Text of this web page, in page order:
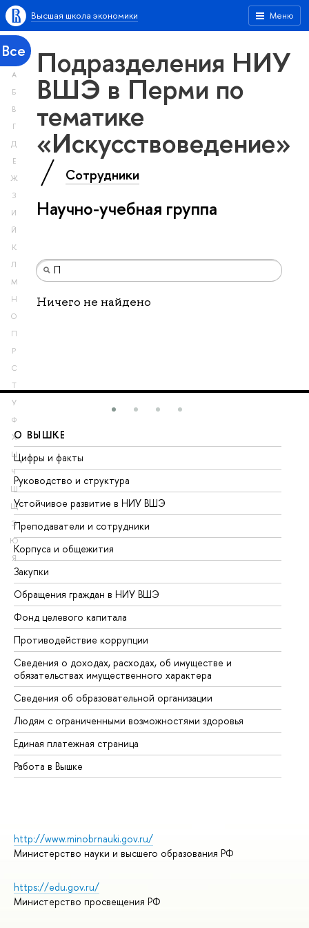
Меню
Высшая школа экономики
Все
А
Б
В
Г
Д
Е
Ж
З
И
Й
К
Л
М
Н
О
П
Р
С
Т
У
Ф
Х
Ц
Ч
Ш
Щ
Э
Ю
Я
Подразделения НИУ
ВШЭ в Перми по
тематике
«Искусствоведение»
Сотрудники
Научно-учебная группа
Ничего не найдено
О ВЫШКЕ
Цифры и факты
Руководство и структура
Устойчивое развитие в НИУ ВШЭ
Преподаватели и сотрудники
Корпуса и общежития
Закупки
Обращения граждан в НИУ ВШЭ
Фонд целевого капитала
Противодействие коррупции
Сведения о доходах, расходах, об имуществе и
обязательствах имущественного характера
Сведения об образовательной организации
Людям с ограниченными возможностями здоровья
Единая платежная страница
Работа в Вышке
http://www.minobrnauki.gov.ru/
Министерство науки и высшего образования РФ
https://edu.gov.ru/
Министерство просвещения РФ